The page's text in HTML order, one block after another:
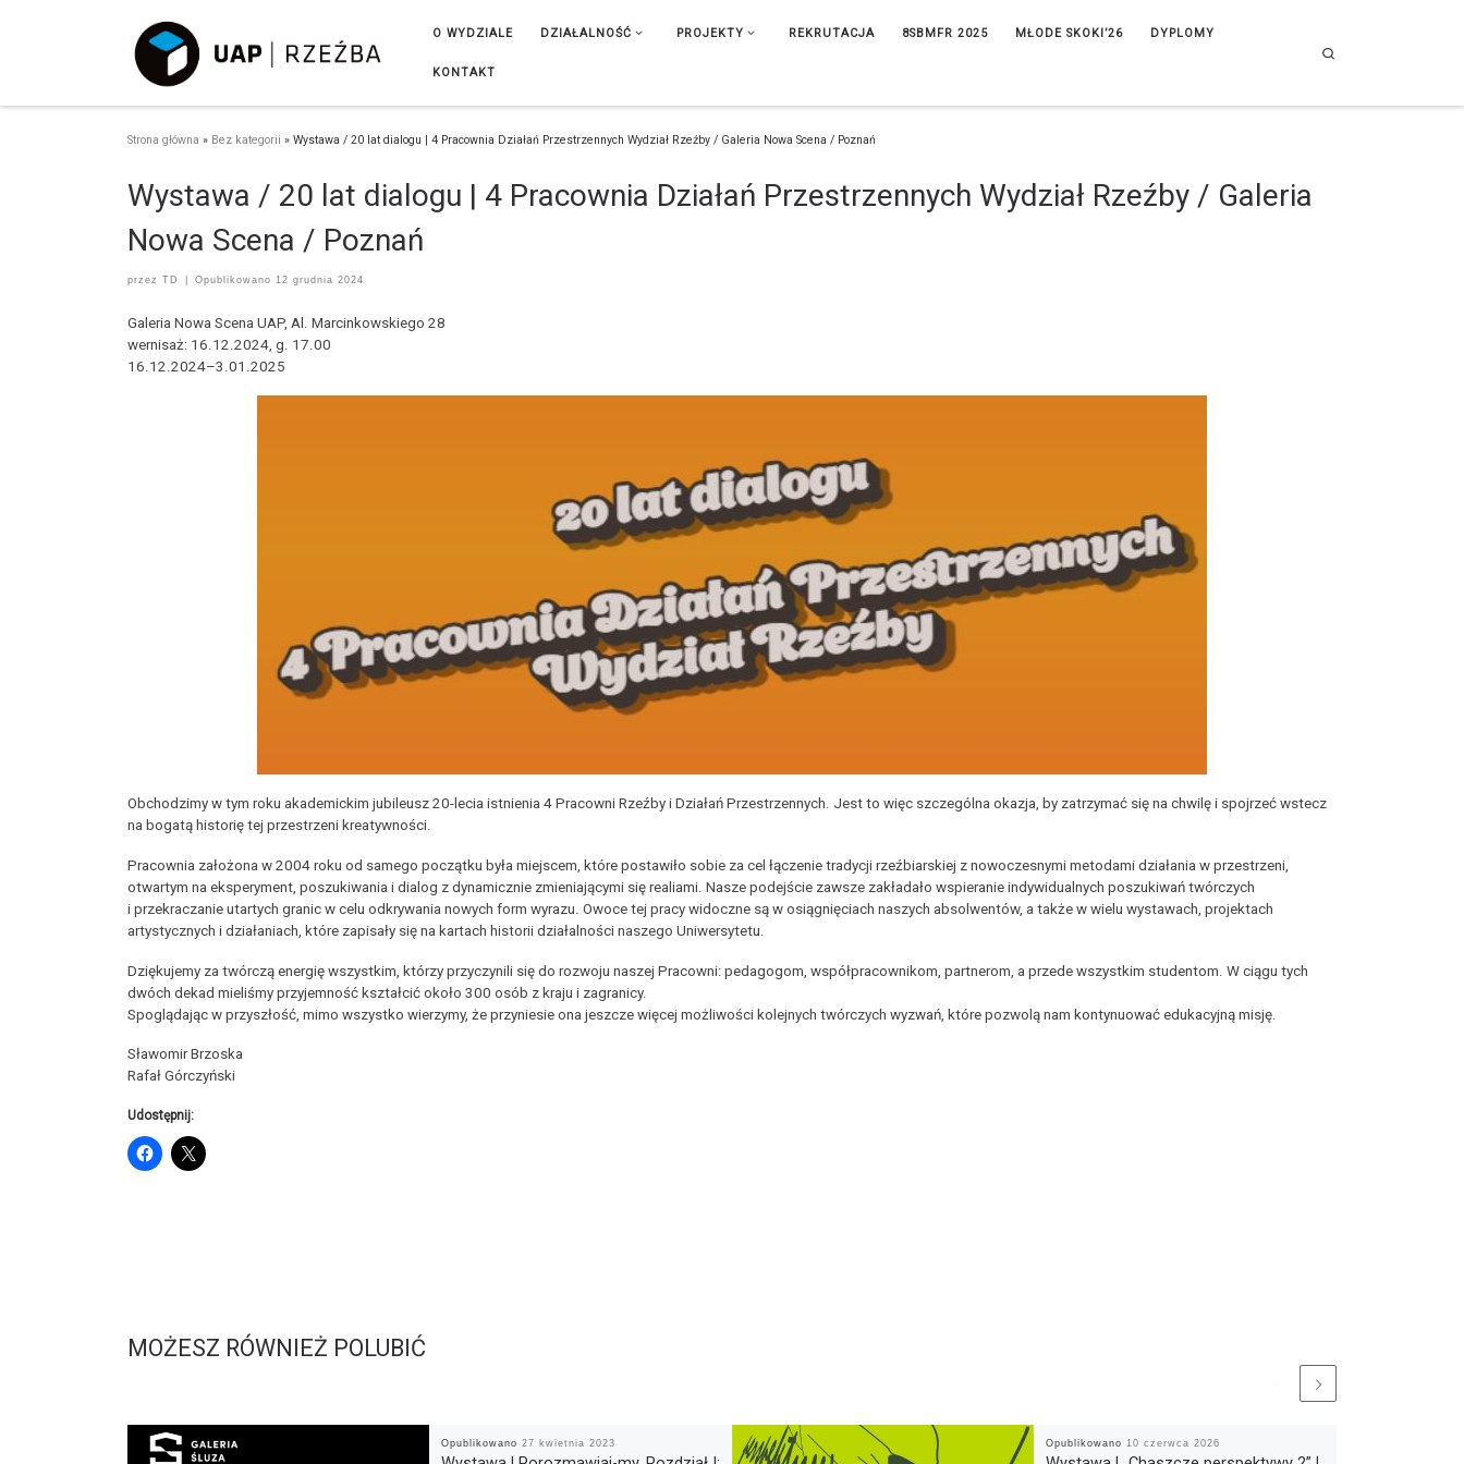
O WYDZIALE DZIAŁALNOŚĆ PROJEKTY REKRUTACJA 8SBMFR 2025 MŁODE SKOKI’26 DYPLOMY
KONTAKT
Strona główna » Bez kategorii » Wystawa / 20 lat dialogu | 4 Pracownia Działań Przestrzennych Wydział Rzeźby / Galeria Nowa Scena / Poznań
Wystawa / 20 lat dialogu | 4 Pracownia Działań Przestrzennych Wydział Rzeźby / Galeria
Nowa Scena / Poznań
przez TD Opublikowano 12 grudnia 2024
Galeria Nowa Scena UAP, Al. Marcinkowskiego 28
wernisaż: 16.12.2024, g. 17.00
16.12.2024–3.01.2025
Obchodzimy w tym roku akademickim jubileusz 20-lecia istnienia 4 Pracowni Rzeźby i Działań Przestrzennych. Jest to więc szczególna okazja, by zatrzymać się na chwilę i spojrzeć wstecz
na bogatą historię tej przestrzeni kreatywności.
Pracownia założona w 2004 roku od samego początku była miejscem, które postawiło sobie za cel łączenie tradycji rzeźbiarskiej z nowoczesnymi metodami działania w przestrzeni,
otwartym na eksperyment, poszukiwania i dialog z dynamicznie zmieniającymi się realiami. Nasze podejście zawsze zakładało wspieranie indywidualnych poszukiwań twórczych
i przekraczanie utartych granic w celu odkrywania nowych form wyrazu. Owoce tej pracy widoczne są w osiągnięciach naszych absolwentów, a także w wielu wystawach, projektach
artystycznych i działaniach, które zapisały się na kartach historii działalności naszego Uniwersytetu.
Dziękujemy za twórczą energię wszystkim, którzy przyczynili się do rozwoju naszej Pracowni: pedagogom, współpracownikom, partnerom, a przede wszystkim studentom. W ciągu tych
dwóch dekad mieliśmy przyjemność kształcić około 300 osób z kraju i zagranicy.
Spoglądając w przyszłość, mimo wszystko wierzymy, że przyniesie ona jeszcze więcej możliwości kolejnych twórczych wyzwań, które pozwolą nam kontynuować edukacyjną misję.
Sławomir Brzoska
Rafał Górczyński
Udostępnij:
MOŻESZ RÓWNIEŻ POLUBIĆ
Opublikowano 27 kwietnia 2023 Opublikowano 10 czerwca 2026